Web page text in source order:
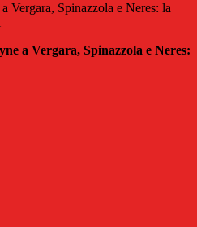
Vergara, Spinazzola e Neres: la
a Vergara, Spinazzola e Neres: